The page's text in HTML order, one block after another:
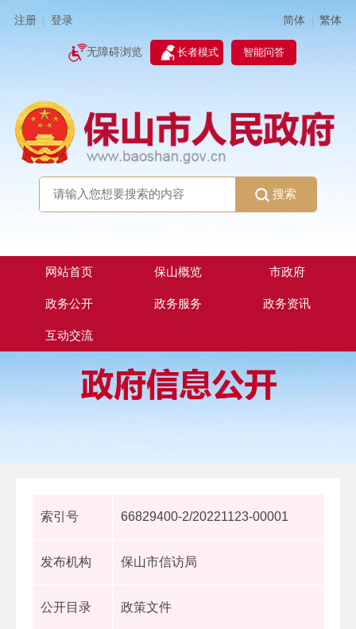
注册 登录 简体 | 繁体
无障碍浏览 长者模式 智能问答
搜索
网站首页 保山概览 市政府
政务公开 政务服务 政务资讯
互动交流
索引号 66829400-2/20221123-00001
发布机构 保山市信访局
公开目录 政策文件